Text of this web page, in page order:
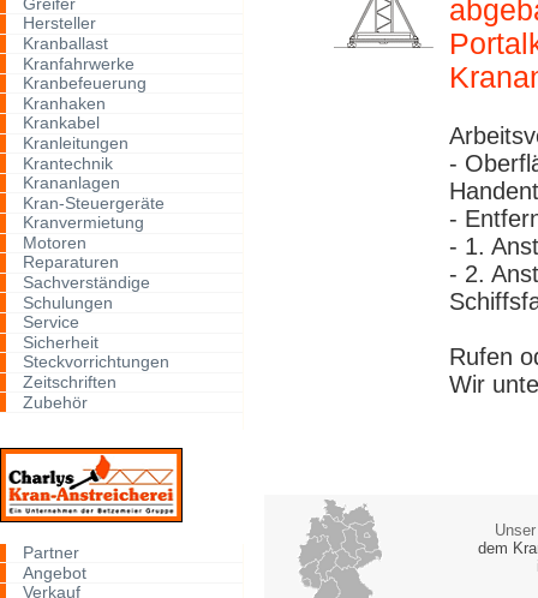
Hersteller
Kranballast
Kranfahrwerke
Kranbefeuerung
Kranhaken
Krankabel
Kranleitungen
Krantechnik
Krananlagen
Kran-Steuergeräte
Kranvermietung
Motoren
Reparaturen
Sachverständige
Schulungen
Service
Sicherheit
Steckvorrichtungen
Zeitschriften
Zubehör
Partner
Angebot
Verkauf
-
-
- 1.
- 2.
Rufen
Wir
dem